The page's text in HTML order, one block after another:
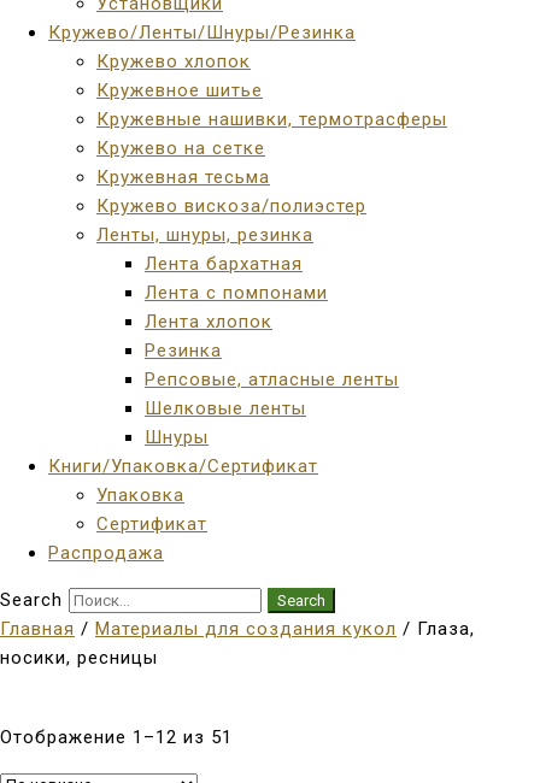
Кружево/Ленты/Шнуры/Резинка
Кружево хлопок
Кружевное шитье
Кружевные нашивки, термотрасферы
Кружево на сетке
Кружевная тесьма
Кружево вискоза/полиэстер
Ленты, шнуры, резинка
Лента бархатная
Лента с помпонами
Лента хлопок
Резинка
Репсовые, атласные ленты
Шелковые ленты
Шнуры
Книги/Упаковка/Сертификат
Упаковка
Сертификат
Распродажа
Search Search
Главная / Материалы для создания кукол / Глаза,
носики, ресницы
Отображение 1–12 из 51